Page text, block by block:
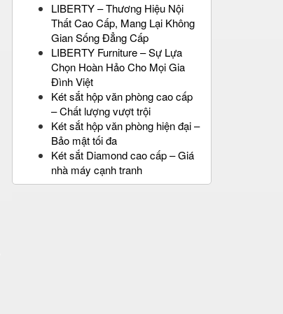
LIBERTY – Thương Hiệu Nội
Thất Cao Cấp, Mang Lại Không
Gian Sống Đẳng Cấp
LIBERTY Furniture – Sự Lựa
Chọn Hoàn Hảo Cho Mọi Gia
Đình Việt
Két sắt hộp văn phòng cao cấp
– Chất lượng vượt trội
Két sắt hộp văn phòng hiện đại –
Bảo mật tối đa
Két sắt Diamond cao cấp – Giá
nhà máy cạnh tranh